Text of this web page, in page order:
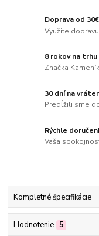
Doprava od
Využite
8 rokov na trhu
Značka
30 dní na
Predĺžili sme
Rýchle
Vaša
Kompletné špecifikácie
Hodnotenie 5